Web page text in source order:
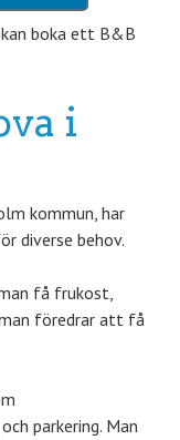
boka ett B&B
i
kommun, har
diverse behov.
få frukost,
föredrar att få
parkering. Man